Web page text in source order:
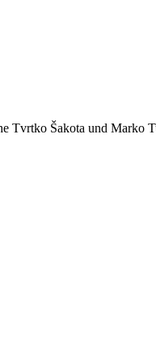
Tvrtko Šakota und Marko